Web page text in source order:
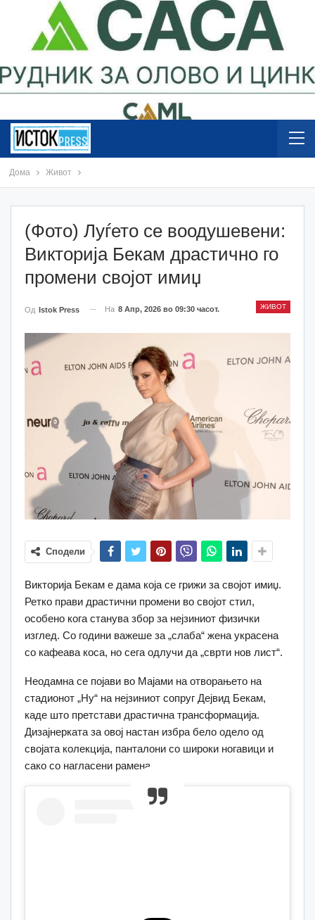
Дома Живот
(Фото) Луѓето се воодушевени:
Викторија Бекам драстично го
промени својот имиџ
ЖИВОТ
Од Istok Press На 8 Апр, 2026 во 09:30 часот.
Сподели
Викторија Бекам е дама која се грижи за својот имиџ.
Ретко прави драстични промени во својот стил,
особено кога станува збор за нејзиниот физички
изглед. Со години важеше за „слаба“ жена украсена
со кафеава коса, но сега одлучи да „сврти нов лист“.
Неодамна се појави во Мајами на отворањето на
стадионот „Ну“ на нејзиниот сопруг Дејвид Бекам,
каде што претстави драстична трансформација.
Дизајнерката за овој настан избра бело одело од
својата колекција, панталони со широки ногавици и
сако со нагласени рамена.